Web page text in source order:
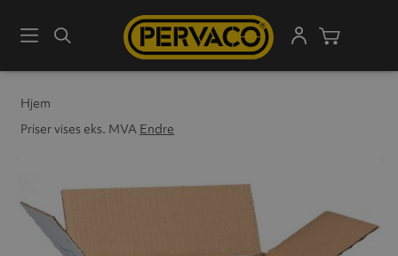
MenySøk
Hjem
Priser vises eks. MVA Endre